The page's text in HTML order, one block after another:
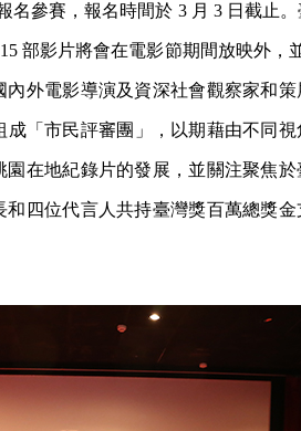
名參賽，報名時間於 3 月 3 日截止
部影片將會在電影節期間放映外，
外電影導演及資深社會觀察家和策
「市民評審團」，以期藉由不同視
在地紀錄片的發展，並關注聚焦
四位代言人共持臺灣獎百萬總獎